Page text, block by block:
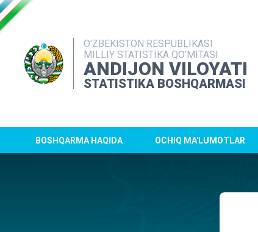
O'ZBEKISTON RESPUBLIKASI
MILLIY STATISTIKA QO'MITASI
ANDIJON VILOYATI
STATISTIKA BOSHQARMASI
BOSHQARMA HAQIDA OCHIQ MA'LUMOTLAR